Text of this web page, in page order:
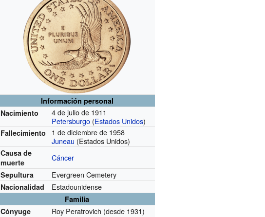
Información personal
Nacimiento
4 de julio de 1911
Petersburgo (Estados Unidos)
Fallecimiento
1 de diciembre de 1958
Juneau (Estados Unidos)
Causa de
muerte
Cáncer
Sepultura Evergreen Cemetery
Nacionalidad Estadounidense
Familia
Cónyuge
Roy Peratrovich (desde 1931)